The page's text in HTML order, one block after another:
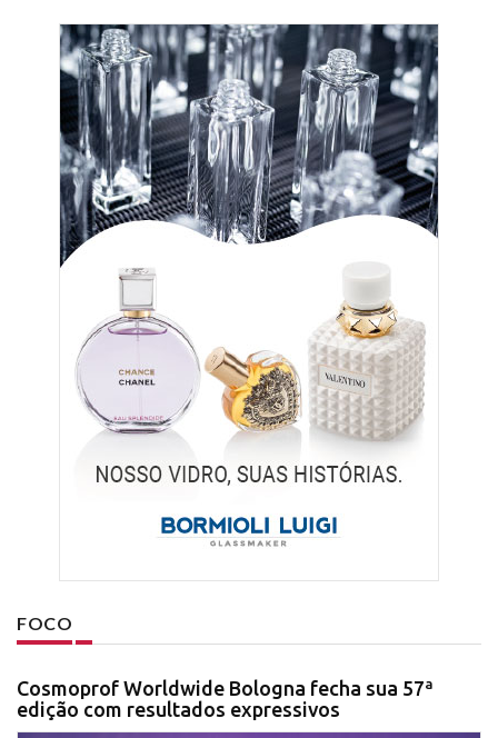
FOCO
Cosmoprof Worldwide Bologna fecha sua 57ª
edição com resultados expressivos